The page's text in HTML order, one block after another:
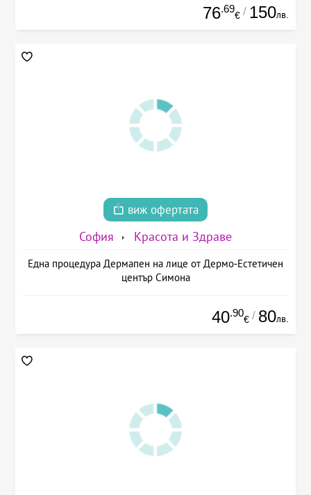
76.69
€ / 150лв.
виж офертата
София Красота и Здраве
Една процедура Дермапен на лице от Дермо-Естетичен
център Симона
40.90
€ / 80лв.